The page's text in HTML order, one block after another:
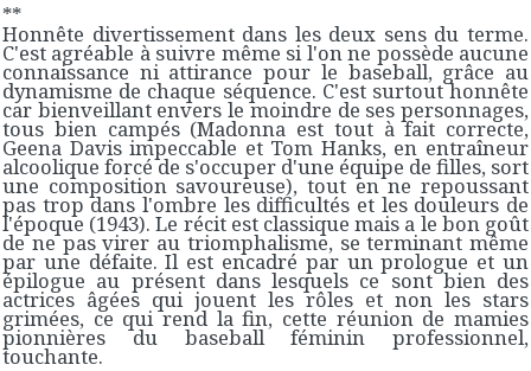
**
Honnête divertissement dans les deux sens du terme.
C'est agréable à suivre même si l'on ne possède aucune
connaissance ni attirance pour le baseball, grâce au
dynamisme de chaque séquence. C'est surtout honnête
car bienveillant envers le moindre de ses personnages,
tous bien campés (Madonna est tout à fait correcte,
Geena Davis impeccable et Tom Hanks, en entraîneur
alcoolique forcé de s'occuper d'une équipe de filles, sort
une composition savoureuse), tout en ne repoussant
pas trop dans l'ombre les difficultés et les douleurs de
l'époque (1943). Le récit est classique mais a le bon goût
de ne pas virer au triomphalisme, se terminant même
par une défaite. Il est encadré par un prologue et un
épilogue au présent dans lesquels ce sont bien des
actrices âgées qui jouent les rôles et non les stars
grimées, ce qui rend la fin, cette réunion de mamies
pionnières du baseball féminin professionnel,
touchante.